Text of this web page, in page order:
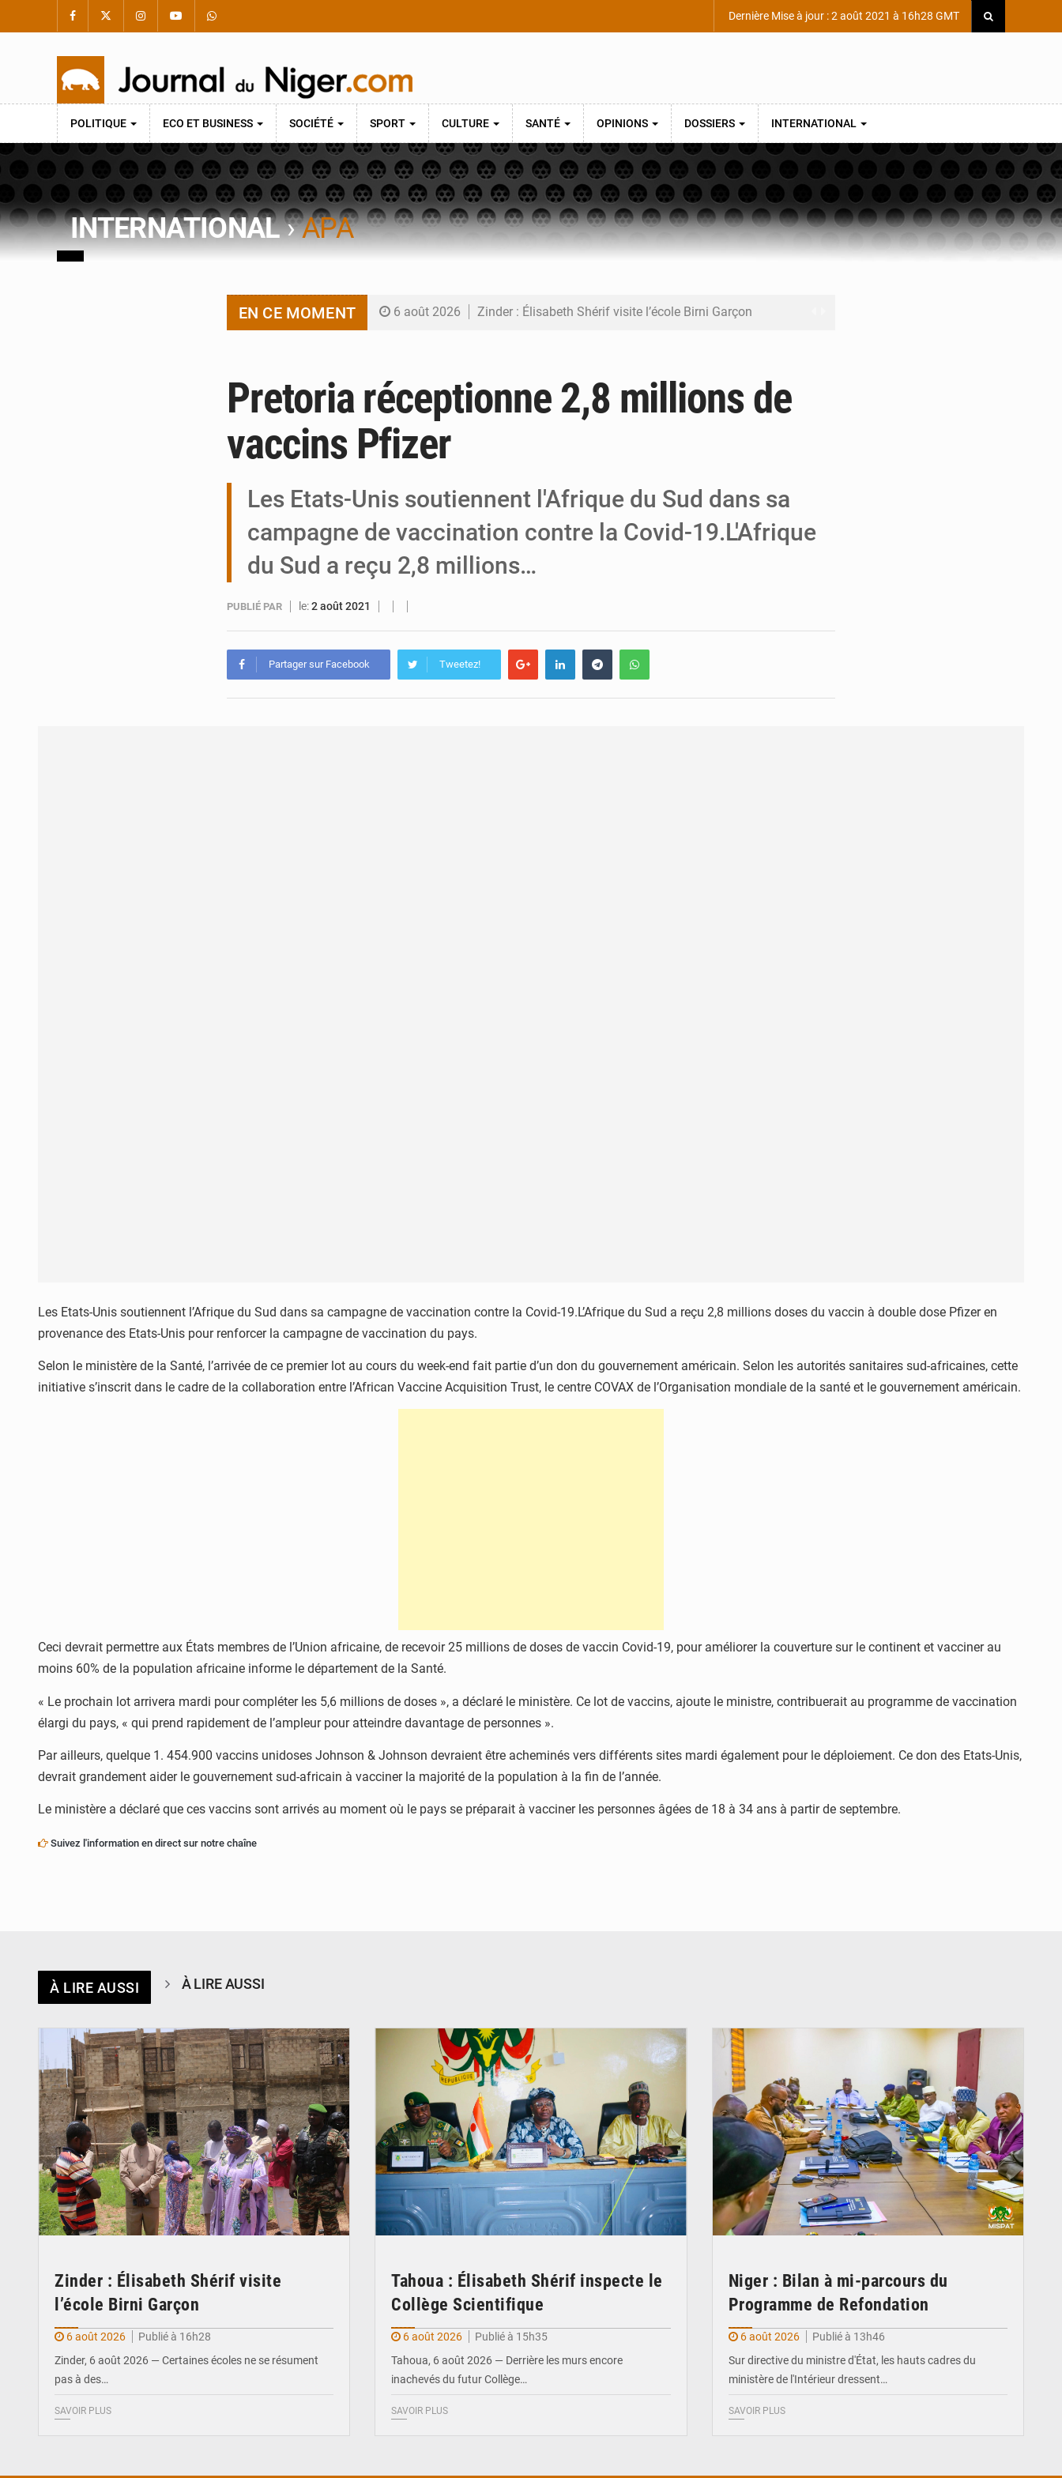
Dernière Mise à jour : 2 août 2021 à 16h28 GMT
POLITIQUE ECO ET BUSINESS SOCIÉTÉ SPORT CULTURE SANTÉ OPINIONS DOSSIERS INTERNATIONAL
INTERNATIONAL›APA
EN CE MOMENT 6 août 2026 Zinder : Élisabeth Shérif visite l’école Birni Garçon
6 août 2026 Niger : Bilan à mi-parcours du Programme de Refondation
6 août 2026 Chasse aux gabegies à Niamey : 74 milliards de FCFA recouvrés par la COLDEFF
5 août 2026
Pretoria réceptionne 2,8 millions de
vaccins Pfizer
Les Etats-Unis soutiennent l'Afrique du Sud dans sa
campagne de vaccination contre la Covid-19.L'Afrique
du Sud a reçu 2,8 millions…
PUBLIÉ PAR le:2 août 2021
Partager sur Facebook Tweetez!
Les Etats-Unis soutiennent l’Afrique du Sud dans sa campagne de vaccination contre la Covid-19.L’Afrique du Sud a reçu 2,8 millions doses du vaccin à double dose Pfizer en
provenance des Etats-Unis pour renforcer la campagne de vaccination du pays.
Selon le ministère de la Santé, l’arrivée de ce premier lot au cours du week-end fait partie d’un don du gouvernement américain. Selon les autorités sanitaires sud-africaines, cette
initiative s’inscrit dans le cadre de la collaboration entre l’African Vaccine Acquisition Trust, le centre COVAX de l’Organisation mondiale de la santé et le gouvernement américain.
Ceci devrait permettre aux États membres de l’Union africaine, de recevoir 25 millions de doses de vaccin Covid-19, pour améliorer la couverture sur le continent et vacciner au
moins 60% de la population africaine informe le département de la Santé.
« Le prochain lot arrivera mardi pour compléter les 5,6 millions de doses », a déclaré le ministère. Ce lot de vaccins, ajoute le ministre, contribuerait au programme de vaccination
élargi du pays, « qui prend rapidement de l’ampleur pour atteindre davantage de personnes ».
Par ailleurs, quelque 1. 454.900 vaccins unidoses Johnson & Johnson devraient être acheminés vers différents sites mardi également pour le déploiement. Ce don des Etats-Unis,
devrait grandement aider le gouvernement sud-africain à vacciner la majorité de la population à la fin de l’année.
Le ministère a déclaré que ces vaccins sont arrivés au moment où le pays se préparait à vacciner les personnes âgées de 18 à 34 ans à partir de septembre.
Suivez l'information en direct sur notre chaîne
À LIRE AUSSI À LIRE AUSSI
Zinder : Élisabeth Shérif visite
l’école Birni Garçon
6 août 2026
Publié à 16h28
Zinder, 6 août 2026 — Certaines écoles ne se résument
pas à des…
SAVOIR PLUS
Tahoua : Élisabeth Shérif inspecte le
Collège Scientifique
6 août 2026
Publié à 15h35
Tahoua, 6 août 2026 — Derrière les murs encore
inachevés du futur Collège…
SAVOIR PLUS
Niger : Bilan à mi-parcours du
Programme de Refondation
6 août 2026
Publié à 13h46
Sur directive du ministre d'État, les hauts cadres du
ministère de l'Intérieur dressent…
SAVOIR PLUS